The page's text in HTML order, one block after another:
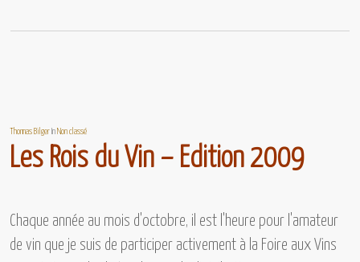
Thomas Bilger InNon classé
Les Rois du Vin – Edition 2009
Chaque année au mois d'octobre, il est l'heure pour l'amateur
de vin que je suis de participer activement à la Foire aux Vins